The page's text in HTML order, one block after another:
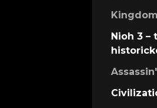
Nioh 3 –